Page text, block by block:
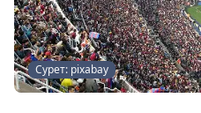
Сурет: pixabay